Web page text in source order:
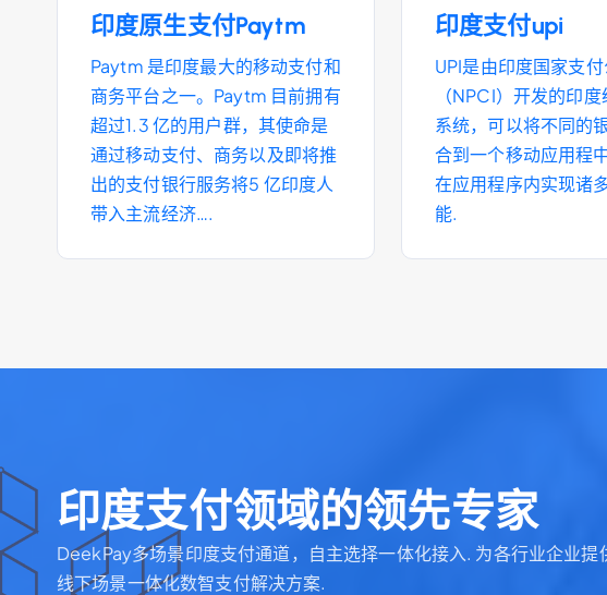
印度原生支付Paytm
Paytm 是印度最大的移动支付和
商务平台之一。Paytm 目前拥有
超过1.3 亿的用户群，其使命是
通过移动支付、商务以及即将推
出的支付银行服务将5 亿印度人
带入主流经济….
印度支付upi
UPI是由印度国家支
（NPCI）开发的印
系统，可以将不同的
合到一个移动应用程
在应用程序内实现诸
能.
印度支付领域的领先专家
DeekPay多场景印度支付通道，自主选择一体化接入. 为各行业企业提
线下场景一体化数智支付解决方案.